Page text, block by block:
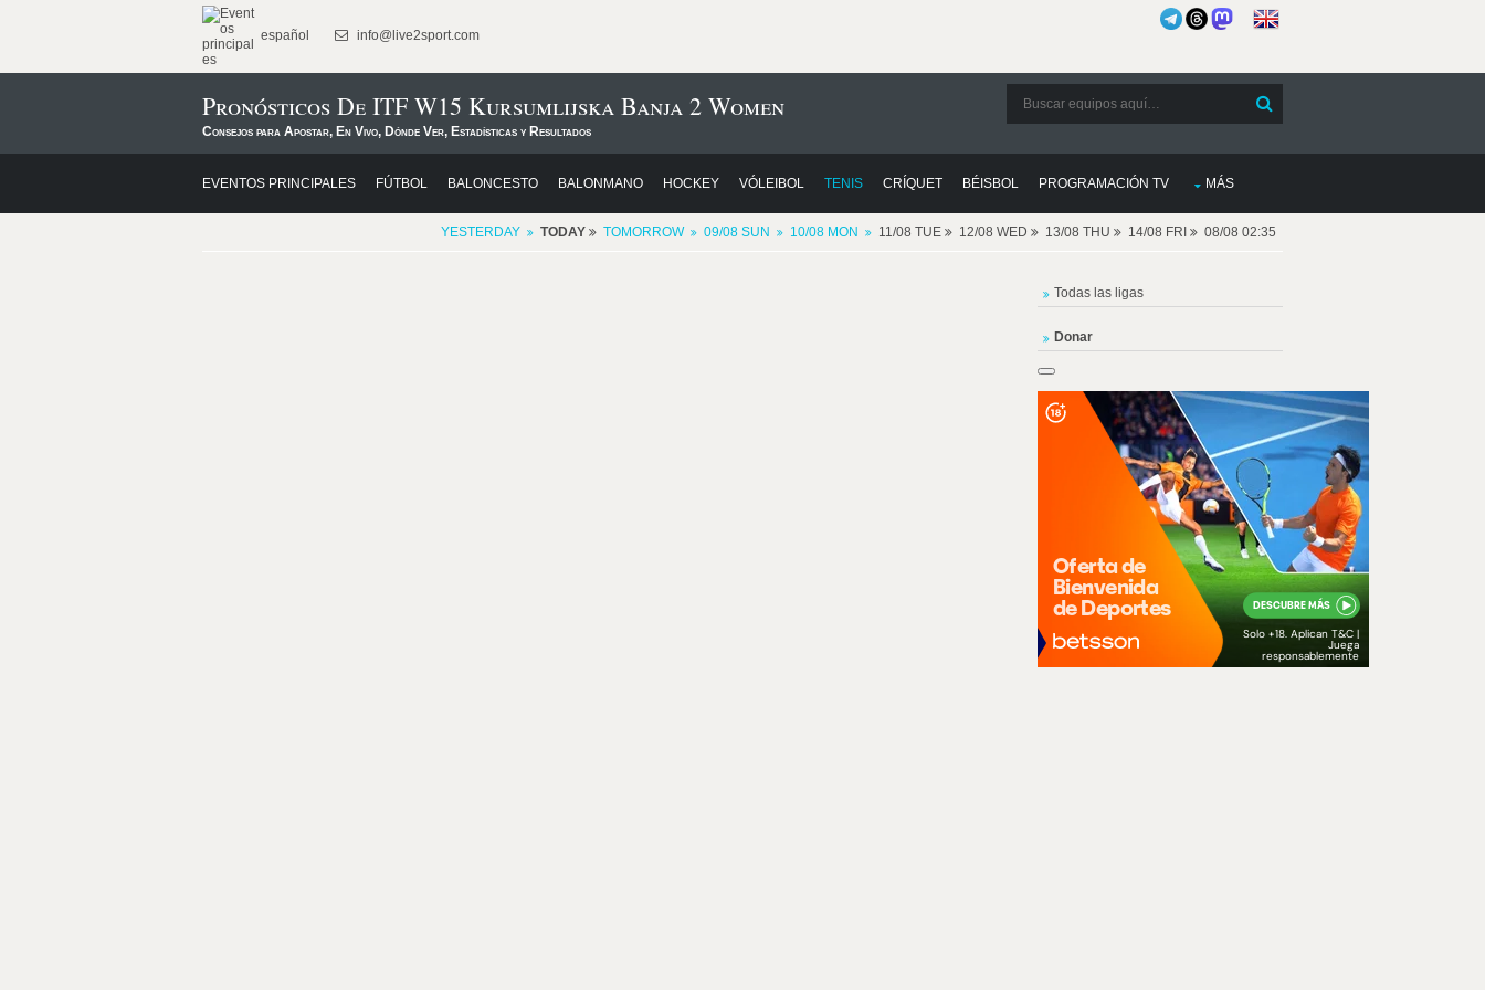
español info@live2sport.com
Pronósticos De ITF W15 Kursumlijska Banja 2 Women
Consejos para Apostar, En Vivo, Dónde Ver, Estadísticas y Resultados
EVENTOS PRINCIPALES FÚTBOL BALONCESTO BALONMANO HOCKEY VÓLEIBOL TENIS CRÍQUET BÉISBOL PROGRAMACIÓN TV MÁS
YESTERDAY TODAY TOMORROW 09/08 SUN 10/08 MON 11/08 TUE 12/08 WED 13/08 THU 14/08 FRI 08/08 02:35
Todas las ligas
Donar